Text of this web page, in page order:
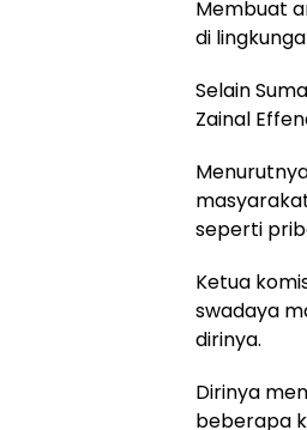
Membuat
di
Selain
Zainal
seperti
Ketua
swadaya
dirinya.
Dirinya
beberapa